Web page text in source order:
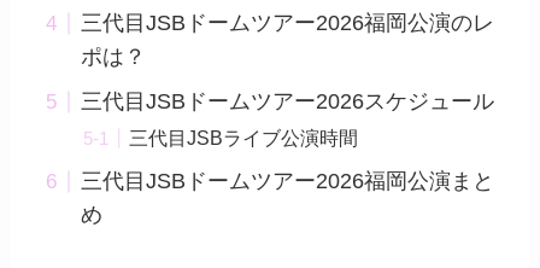
三代目JSBドームツアー2026福岡公演のレ
ポは？
三代目JSBドームツアー2026スケジュール
三代目JSBライブ公演時間
三代目JSBドームツアー2026福岡公演まと
め